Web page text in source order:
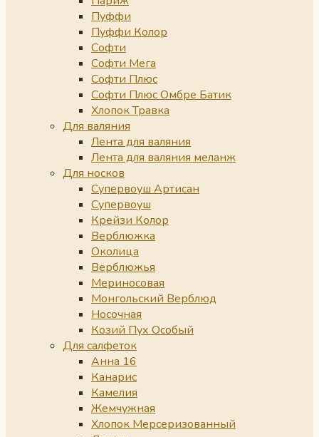
Пуффи
Пуффи Колор
Софти
Софти Мега
Софти Плюс
Софти Плюс Омбре Батик
Хлопок Травка
Для валяния
Лента для валяния
Лента для валяния меланж
Для носков
Супервоуш Артисан
Супервоуш
Крейзи Колор
Верблюжка
Околица
Верблюжья
Мериносовая
Монгольский Верблюд
Носочная
Козий Пух Особый
Для салфеток
Анна 16
Канарис
Камелия
Жемчужная
Хлопок Мерсеризованный